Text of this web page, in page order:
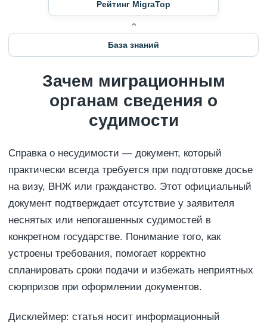
Рейтинг MigraTop
База знаний
Зачем миграционным
органам сведения о
судимости
Справка о несудимости — документ, который
практически всегда требуется при подготовке досье
на визу, ВНЖ или гражданство. Этот официальный
документ подтверждает отсутствие у заявителя
неснятых или непогашенных судимостей в
конкретном государстве. Понимание того, как
устроены требования, помогает корректно
спланировать сроки подачи и избежать неприятных
сюрпризов при оформлении документов.
Дисклеймер: статья носит информационный